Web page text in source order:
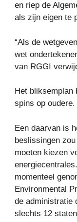
en riep de
als zijn eigen te
“Als de
wet
van RGGI
Het bliksemplan
spins op oudere.
Een daarvan is
beslissingen
moeten kiezen
momenteel
Environmental
de administratie
slechts 12